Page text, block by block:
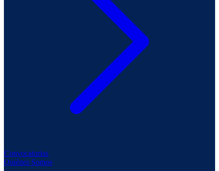
Convocatorias
Quiénes Somos